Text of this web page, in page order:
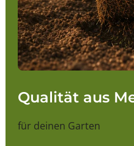
Qualität aus
für deinen Garten